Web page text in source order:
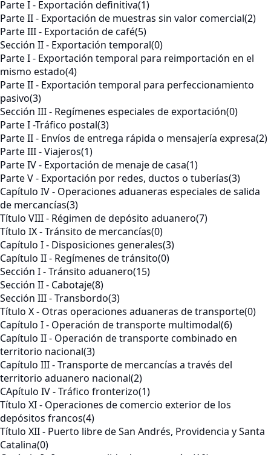
Parte I - Exportación definitiva(1)
Parte II - Exportación de muestras sin valor comercial(2)
Parte III - Exportación de café(5)
Sección II - Exportación temporal(0)
Parte I - Exportación temporal para reimportación en el
mismo estado(4)
Parte II - Exportación temporal para perfeccionamiento
pasivo(3)
Sección III - Regímenes especiales de exportación(0)
Parte I -Tráfico postal(3)
Parte II - Envíos de entrega rápida o mensajería expresa(2)
Parte III - Viajeros(1)
Parte IV - Exportación de menaje de casa(1)
Parte V - Exportación por redes, ductos o tuberías(3)
Capítulo IV - Operaciones aduaneras especiales de salida
de mercancías(3)
Título VIII - Régimen de depósito aduanero(7)
Título IX - Tránsito de mercancías(0)
Capítulo I - Disposiciones generales(3)
Capítulo II - Regímenes de tránsito(0)
Sección I - Tránsito aduanero(15)
Sección II - Cabotaje(8)
Sección III - Transbordo(3)
Título X - Otras operaciones aduaneras de transporte(0)
Capítulo I - Operación de transporte multimodal(6)
Capítulo II - Operación de transporte combinado en
territorio nacional(3)
Capítulo III - Transporte de mercancías a través del
territorio aduanero nacional(2)
CApítulo IV - Tráfico fronterizo(1)
Título XI - Operaciones de comercio exterior de los
depósitos francos(4)
Título XII - Puerto libre de San Andrés, Providencia y Santa
Catalina(0)